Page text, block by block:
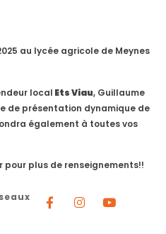
au lycée agricole de Meynes
local Ets Viau, Guillaume
de présentation dynamique de
également à toutes vos
pour plus de renseignements!!